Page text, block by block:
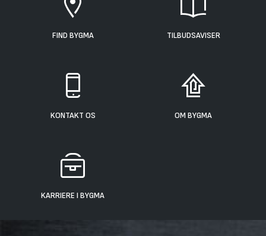
FIND BYGMA TILBUDSAVISER
KONTAKT OS OM BYGMA
KARRIERE I BYGMA